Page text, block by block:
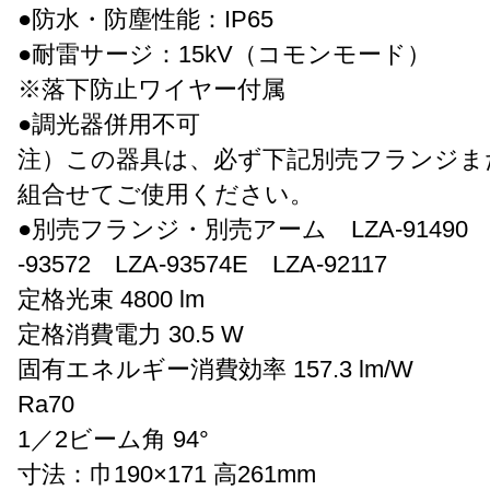
●防水・防塵性能：IP65
●耐雷サージ：15kV（コモンモード）
※落下防止ワイヤー付属
●調光器併用不可
注）この器具は、必ず下記別売フランジ
組合せてご使用ください。
●別売フランジ・別売アーム LZA-
-93572 LZA-93574E LZA-92117
定格光束 4800 lm
定格消費電力 30.5 W
固有エネルギー消費効率 157.3 lm/W
Ra70
1／2ビーム角 94°
寸法：巾190×171 高261mm